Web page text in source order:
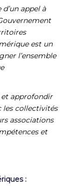
appel à
est un
l’ensemble
approfondir
les collectivités
associations
et
: